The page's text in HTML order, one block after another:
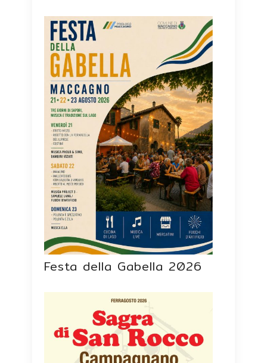
Festa della Gabella 2026